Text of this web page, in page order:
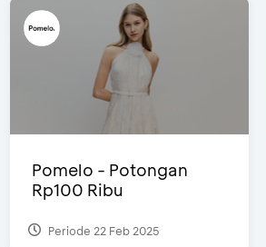
Pomelo - Potongan
Rp100 Ribu
Periode 22 Feb 2025